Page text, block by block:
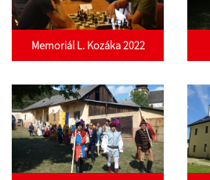
Memoriál L. Kozáka 2022